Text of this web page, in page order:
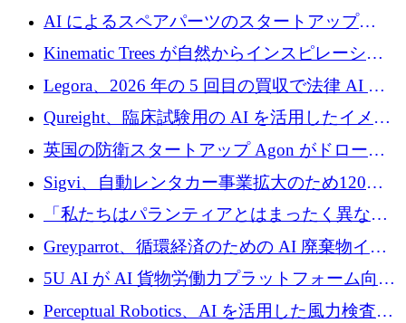
2026 年上半期がヨーロッパのテクノロジーに
ついて語ること
AI によるスペアパーツのスタートアップ
Intropy が 1,100 万ドルを調達
Kinematic Trees が自然からインスピレーショ
ンを得たロボット ソフトウェアを拡張するた
めに 58 万 5,000 ポンドを調達
Legora、2026 年の 5 回目の買収で法律 AI ス
タートアップ Wexler を買収
Qureight、臨床試験用の AI を活用したイメー
ジング プラットフォームを拡張するためにシ
リーズ B で 2,000 万ドルを確保
英国の防衛スタートアップ Agon がドローン
攻撃に対抗する仮想戦場を構築、3,000 万ドル
を調達
Sigvi、自動レンタカー事業拡大のため120万
ユーロを調達
「私たちはパランティアとはまったく異なる
会社です」とフランス人の「控えめな」後任
者は言う
Greyparrot、循環経済のための AI 廃棄物イン
テリジェンスを拡張するためにシリーズ B で
2,700 万ドルを確保
5U AI が AI 貨物労働力プラットフォーム向け
に 320 万ドルのプレシードを獲得
Perceptual Robotics、AI を活用した風力検査の